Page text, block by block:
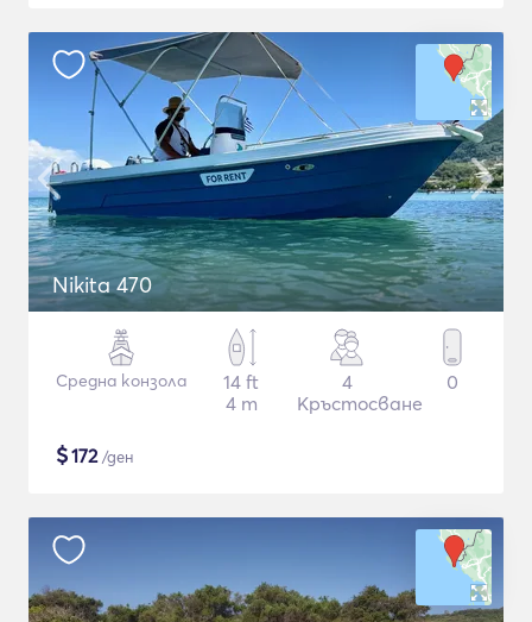
Nikita 470
Средна конзола
14 ft
4 m
4
Кръстосване
0
$172/ден